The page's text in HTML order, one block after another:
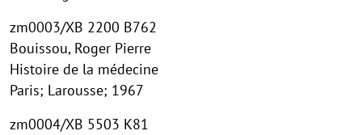
zm0003/XB 2200 B762
Bouissou, Roger Pierre
Histoire de la médecine
Paris; Larousse; 1967
zm0004/XB 5503 K81